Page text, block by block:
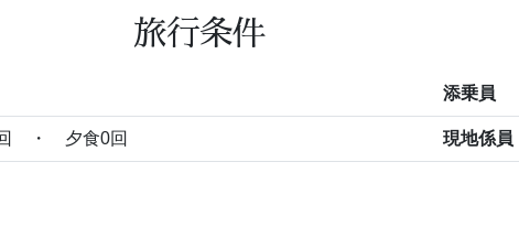
旅行条件
添乗員
・ 夕食0回 現地係員